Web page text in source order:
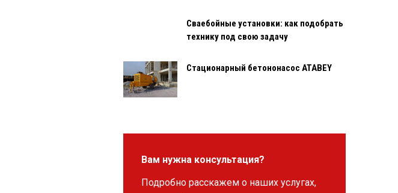
Сваебойные установки: как подобрать
технику под свою задачу
Стационарный бетононасос ATABEY
Вам нужна консультация?
Подробно расскажем о наших услугах,